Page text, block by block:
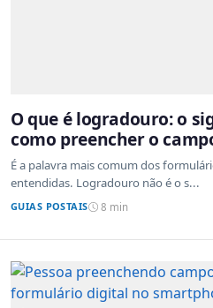
O que é logradouro: o
como preencher o
É a palavra mais comum dos
entendidas. Logradouro não é o s...
GUIAS POSTAIS 8 min